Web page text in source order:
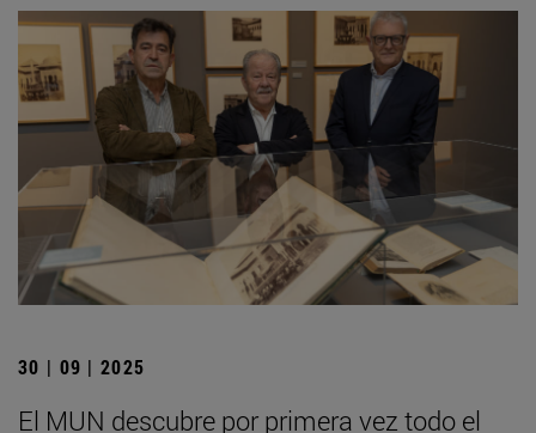
30 | 09 | 2025
El MUN descubre por primera vez todo el